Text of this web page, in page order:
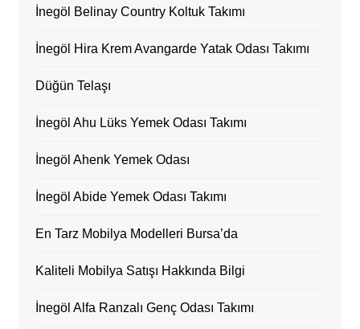
İnegöl Belinay Country Koltuk Takımı
İnegöl Hira Krem Avangarde Yatak Odası Takımı
Düğün Telaşı
İnegöl Ahu Lüks Yemek Odası Takımı
İnegöl Ahenk Yemek Odası
İnegöl Abide Yemek Odası Takımı
En Tarz Mobilya Modelleri Bursa’da
Kaliteli Mobilya Satışı Hakkında Bilgi
İnegöl Alfa Ranzalı Genç Odası Takımı